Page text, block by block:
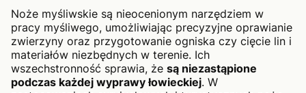
Noże myśliwskie są nieocenionym narzędziem w
pracy myśliwego, umożliwiając precyzyjne oprawianie
zwierzyny oraz przygotowanie ogniska czy cięcie lin i
materiałów niezbędnych w terenie. Ich
wszechstronność sprawia, że są niezastąpione
podczas każdej wyprawy łowieckiej. W